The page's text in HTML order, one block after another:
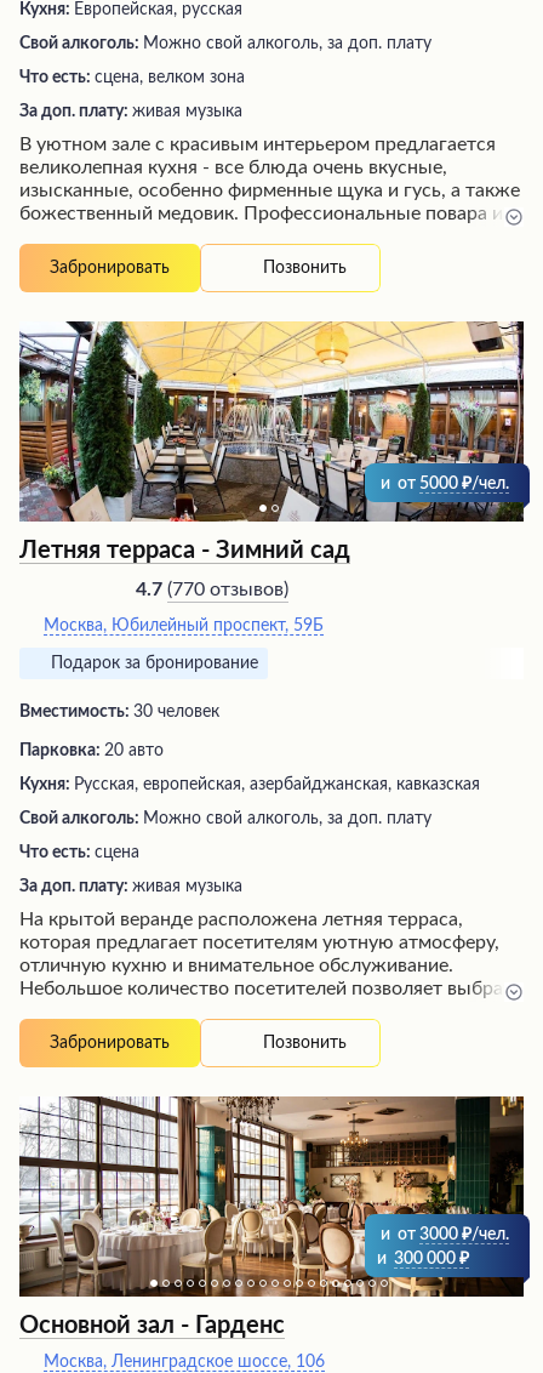
Кухня: Европейская, русская
Свой алкоголь: Можно свой алкоголь, за доп. плату
Что есть: сцена, велком зона
За доп. плату: живая музыка
В уютном зале с красивым интерьером предлагается
великолепная кухня - все блюда очень вкусные,
изысканные, особенно фирменные щука и гусь, а также
божественный медовик. Профессиональные повара и
гостеприимства в лучших московских традициях.
Заведение располагает многими залами для банкетов,
индивидуальная атмосфера оставляет восторженные
впечатления у гостей.
Забронировать Позвонить
и от 5000 /чел.
Летняя терраса - Зимний сад
4.7 (770 отзывов)
Москва, Юбилейный проспект, 59Б
Подарок за бронирование
Вместимость: 30 человек
Парковка: 20 авто
Кухня: Русская, европейская, азербайджанская, кавказская
Свой алкоголь: Можно свой алкоголь, за доп. плату
Что есть: сцена
За доп. плату: живая музыка
На крытой веранде расположена летняя терраса,
которая предлагает посетителям уютную атмосферу,
отличную кухню и внимательное обслуживание.
Небольшое количество посетителей позволяет выбрать
доброжелательную атмосферу. Меню заведения
отличается разнообразием блюд высокого качества,
дней рождений или проведения банкетов. Кроме того,
посетителей ждет приятный бонус в виде живой
музыки, способствующей полноценному отдыху.
Забронировать Позвонить
и от 3000
/чел.
и 300 000
Основной зал - Гарденс
Москва, Ленинградское шоссе, 106